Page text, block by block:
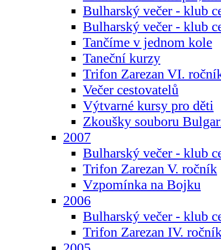
Bulharský večer - klub
Bulharský večer - klub
Tančíme v jednom kole
Taneční kurzy
Trifon Zarezan VI.
Večer cestovatelů
Výtvarné kursy pro děti
Zkoušky souboru
2007
Bulharský večer - klub
Trifon Zarezan V. ročník
Vzpomínka na Bojku
2006
Bulharský večer - klub
Trifon Zarezan IV.